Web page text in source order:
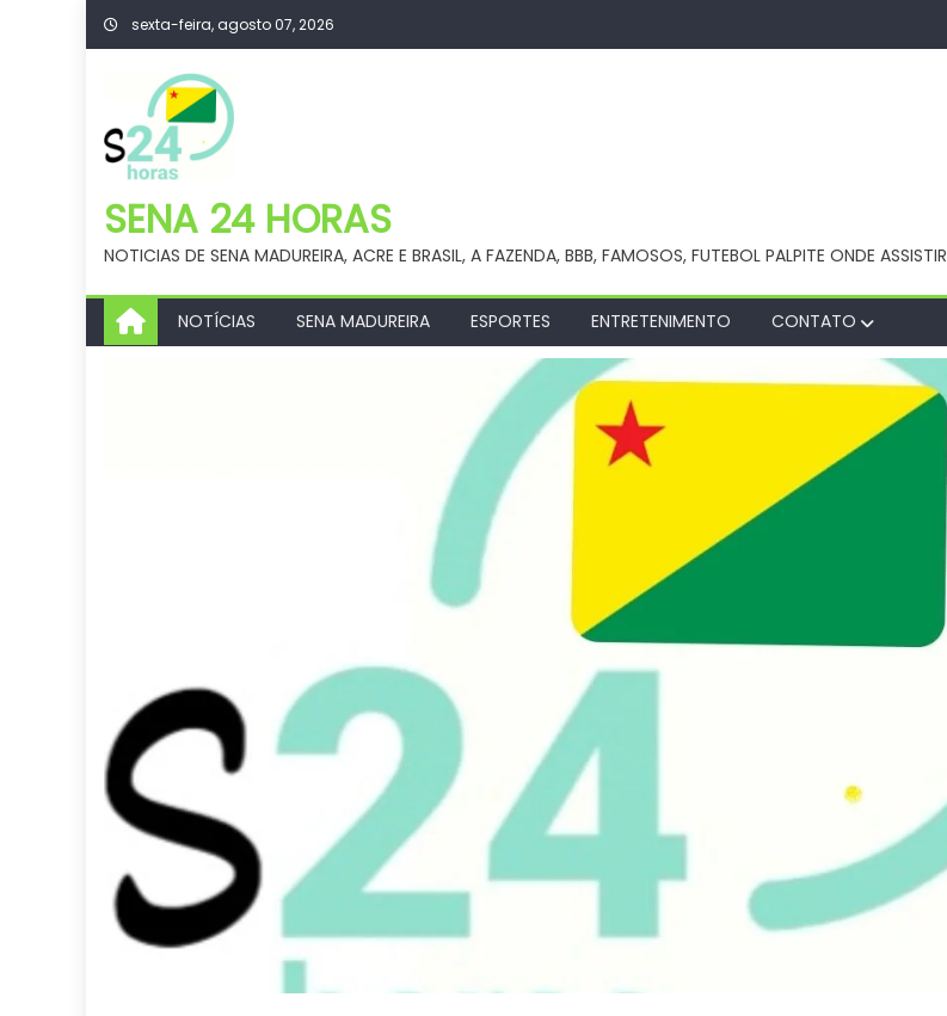
Skip
to
sexta-feira, agosto 07, 2026
SENA 24 HORAS
NOTICIAS DE SENA MADUREIRA, ACRE E BRASIL, A FAZENDA, BBB, FAMOSOS, FUTEBOL PALPITE ONDE ASSISTIR
NOTÍCIAS SENA MADUREIRA ESPORTES ENTRETENIMENTO CONTATO